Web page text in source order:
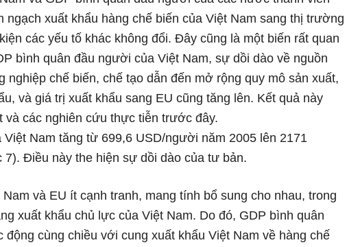
ngạch xuất khẩu hàng chế biến của Việt Nam sang thị trường
các yếu tố khác không đổi. Đây cũng là một biến rất quan
bình quân đầu người của Việt Nam, sự dồi dào về nguồn
nghiệp chế biến, chế tạo dẫn đến mở rộng quy mô sản xuất,
và giá trị xuất khẩu sang EU cũng tăng lên. Kết quả này
và các nghiên cứu thực tiễn trước đây.
Nam tăng từ 699,6 USD/người năm 2005 lên 2171
Điều này the hiện sự dồi dào của tư bản.
và EU ít cạnh tranh, mang tính bổ sung cho nhau, trong
xuất khẩu chủ lực của Việt Nam. Do đó, GDP bình quân
cùng chiều với cung xuất khẩu Việt Nam về hàng chế